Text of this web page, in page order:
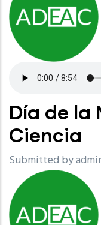
Día de la
Ciencia
Submitted by